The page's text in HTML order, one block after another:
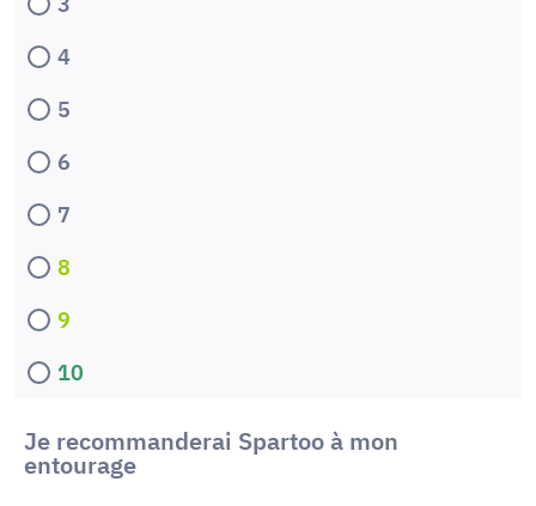
4
5
6
7
8
9
10
Je recommanderai Spartoo à mon
entourage